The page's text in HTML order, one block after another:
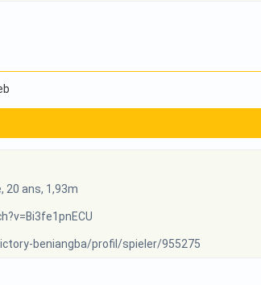
20 ans, 1,93m
beniangba/profil/spieler/955275